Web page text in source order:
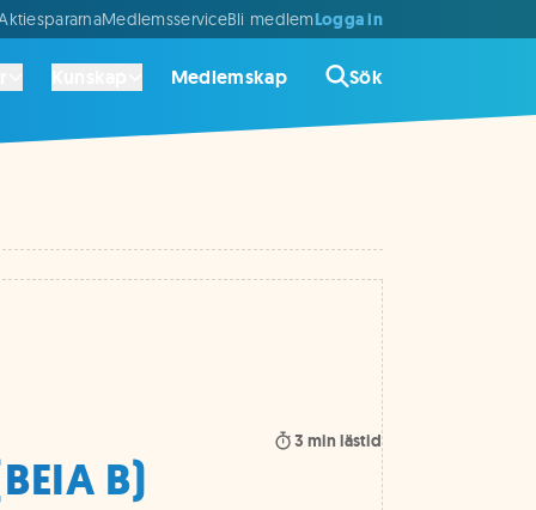
MedlemsserviceBli medlemLogga in
Medlemskap Sök
3 min lästid
B)